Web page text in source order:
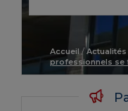
Accueil/Actualités
professionnels se